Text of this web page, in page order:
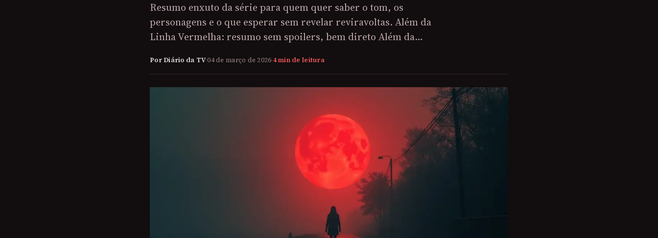
Resumo enxuto da série para quem quer saber o tom, os
personagens e o que esperar sem revelar reviravoltas. Além da
Linha Vermelha: resumo sem spoilers, bem direto Além da…
Por Diário da TV·04 de março de 2026·4 min de leitura